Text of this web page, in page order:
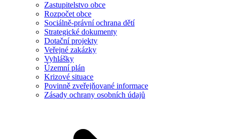
Zastupitelstvo obce
Rozpočet obce
Sociálně-právní ochrana dětí
Strategické dokumenty
Dotační projekty
Veřejné zakázky
Vyhlášky
Územní plán
Krizové situace
Povinně zveřejňované informace
Zásady ochrany osobních údajů